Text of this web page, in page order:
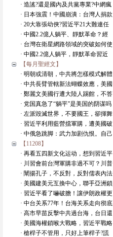
· 造謠?還是國內及共黨專業?中網瘋
· 日本強震！中國崩潰：台灣人捐款
· 20大靠張幼俠?習近平21大難連任
· 中國2.2億人躺平、靜默革命？經
· 台灣在衛星網路領域的突破如何使
· 中國2.2億人躺平，靜默革命習近
【每月聖經文】
· 明朝或清朝，中共將怎樣模式解體
· 中共長臂管轄新法蝴蝶效應，美國
· 鄭麗文美國行遭大陸人踢館，不答
· 党国真急了“躺平”是美国的阴谋吗
· 左派毀滅世界，不要國王，卻揮舞
· 習近平利用藍營擋軍購，遭美國破
· 中俄急跳脚：武力加剧仇恨。自己
【11208】
· 再看五四新文化运动，想到習近平
· 川習會前台灣軍購非過不可？川普
· 闡揚孔子，不反對，反對儒表內法
· 美國建美元互換中心，聯手亞洲鎖
· 習近平看了嚇破膽！讓伊朗政權更
· 中台关系77年！台海关系走向彻底
· 高市早苗反擊中共過台海，台日還
· 美國海權鎖喉大戰略，習近平戰略
· 槍桿子不管用，只好上筆桿子?謊